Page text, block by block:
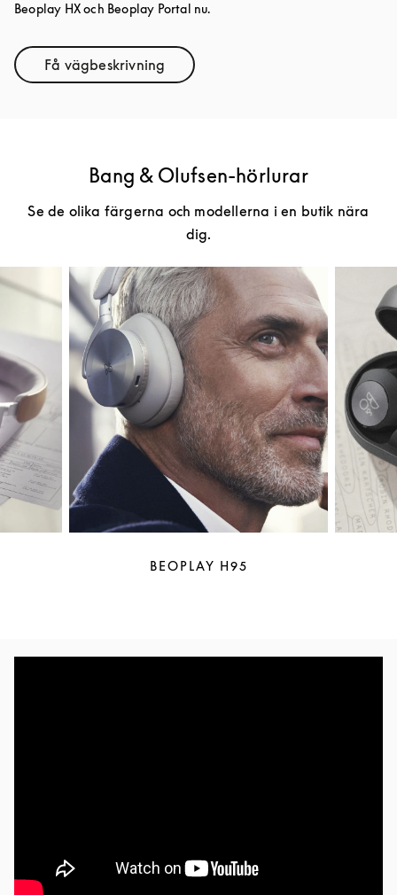
Beoplay HX och Beoplay Portal nu.
Få vägbeskrivningLink Opens in New Tab
Bang & Olufsen-hörlurar
Se de olika färgerna och modellerna i en butik nära
dig.
BEOPLAY H95